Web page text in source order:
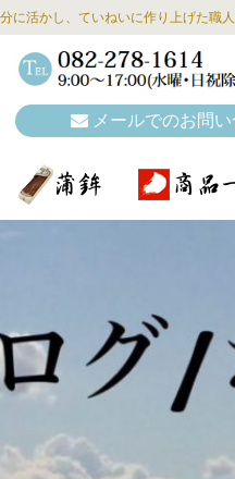
活かし、ていねいに作り上げた職人
メールでのお問い